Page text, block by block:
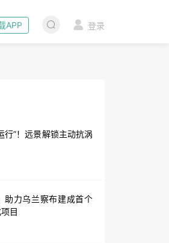
APP 登录
行”！远景解锁主动抗涡
助力乌兰察布建成首个
目